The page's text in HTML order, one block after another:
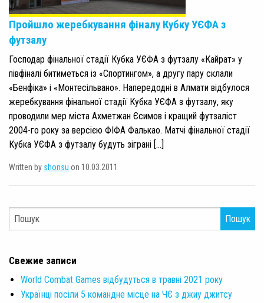
Пройшло жеребкування фіналу Кубку УЄФА з
футзалу
Господар фінальної стадії Кубка УЄФА з футзалу «Кайрат» у
півфіналі битиметься із «Спортингом», а другу пару склали
«Бенфіка» і «Монтесільвано». Напередодні в Алмати відбулося
жеребкування фінальної стадії Кубка УЄФА з футзалу, яку
проводили мер міста Ахметжан Єсимов і кращий футзаліст
2004-го року за версією ФІФА Фалькао. Матчі фінальної стадії
Кубка УЄФА з футзалу будуть зіграні […]
Written by shonsu on 10.03.2011
Пошук
Свежие записи
World Combat Games відбудуться в травні 2021 року
Українці посіли 5 командне місце на ЧЄ з джиу джитсу